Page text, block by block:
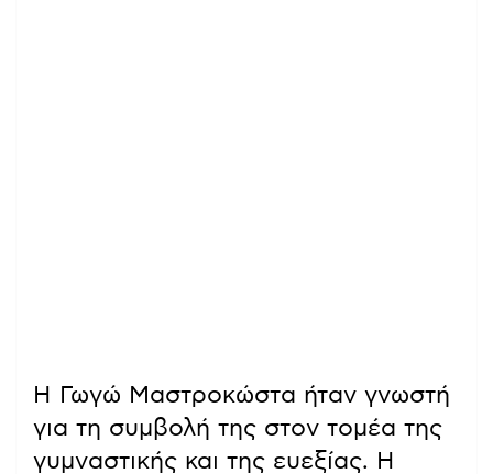
Η Γωγώ Μαστροκώστα ήταν γνωστή
για τη συμβολή της στον τομέα της
γυμναστικής και της ευεξίας. Η